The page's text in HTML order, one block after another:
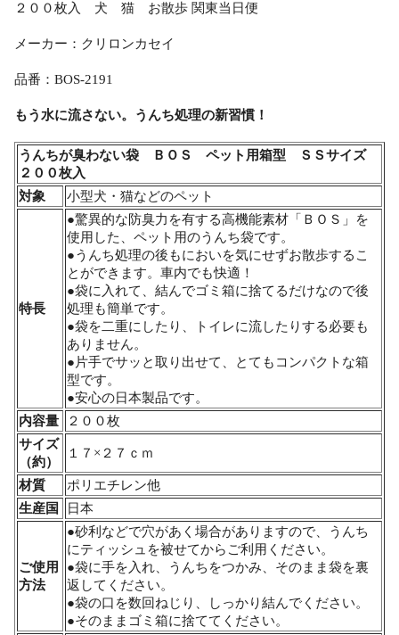
２００枚入 犬 猫 お散歩 関東当日便
メーカー：クリロンカセイ
品番：BOS-2191
もう水に流さない。うんち処理の新習慣！
うんちが臭わない袋 ＢＯＳ ペット用箱型 ＳＳサイズ
２００枚入
対象
小型犬・猫などのペット
特長
●驚異的な防臭力を有する高機能素材「ＢＯＳ」を
使用した、ペット用のうんち袋です。
●うんち処理の後もにおいを気にせずお散歩するこ
とができます。車内でも快適！
●袋に入れて、結んでゴミ箱に捨てるだけなので後
処理も簡単です。
●袋を二重にしたり、トイレに流したりする必要も
ありません。
●片手でサッと取り出せて、とてもコンパクトな箱
型です。
●安心の日本製品です。
内容量
２００枚
サイズ
（約）
１７×２７ｃｍ
材質
ポリエチレン他
生産国
日本
ご使用
方法
●砂利などで穴があく場合がありますので、うんち
にティッシュを被せてからご利用ください。
●袋に手を入れ、うんちをつかみ、そのまま袋を裏
返してください。
●袋の口を数回ねじり、しっかり結んでください。
●そのままゴミ箱に捨ててください。